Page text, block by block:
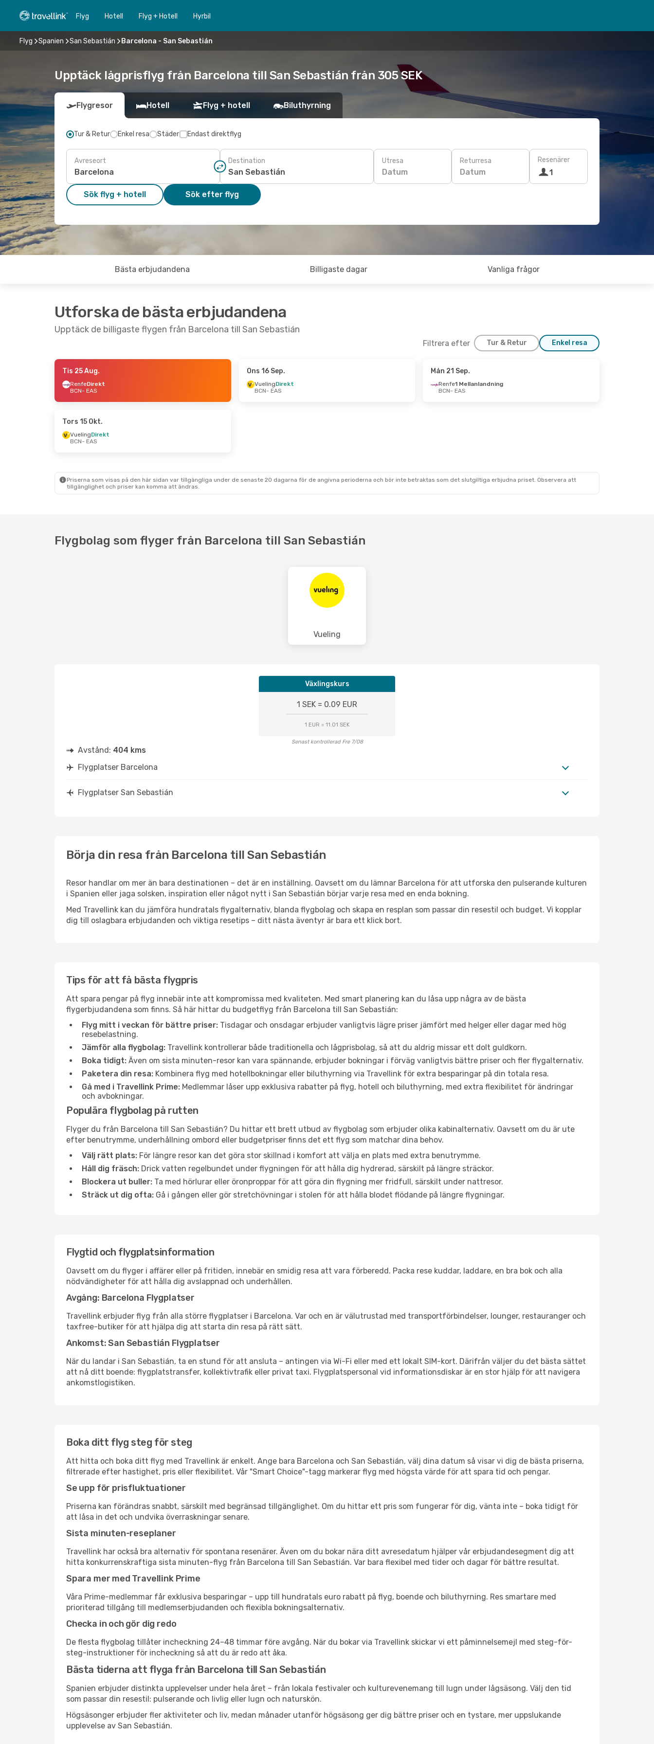
Flyg Hotell Flyg + Hotell Hyrbil
Flyg Spanien San Sebastián Barcelona - San Sebastián
Upptäck lågprisflyg från Barcelona till San Sebastián från 305 SEK
Flygresor Hotell Flyg + hotell Biluthyrning
Tur & Retur Enkel resa Städer Endast direktflyg
Avreseort Destination Utresa
Datum
Returresa
Datum
Resenärer
1
Sök flyg + hotell Sök efter flyg
Bästa erbjudandena Billigaste dagar Vanliga frågor
Utforska de bästa erbjudandena
Upptäck de billigaste flygen från Barcelona till San Sebastián
Filtrera efter Tur & Retur Enkel resa
- Mån 14 Sep. - Sön 6 Sep.
Tis 25 Aug.
RenfeDirekt
BCN- EAS
Ons 16 Sep.
VuelingDirekt
BCN- EAS
Mån 21 Sep.
Renfe1 Mellanlandning
BCN- EAS
Tors 15 Okt.
VuelingDirekt
BCN- EAS
Priserna som visas på den här sidan var tillgängliga under de senaste 20 dagarna för de angivna perioderna och bör inte betraktas som det slutgiltiga erbjudna priset. Observera att
tillgänglighet och priser kan komma att ändras.
Flygbolag som flyger från Barcelona till San Sebastián
Vueling
Växlingskurs
1 SEK = 0.09 EUR
1 EUR = 11.01 SEK
Senast kontrollerad Fre 7/08
Avstånd: 404 kms
Flygplatser Barcelona
Flygplatser San Sebastián
Börja din resa från Barcelona till San Sebastián
Resor handlar om mer än bara destinationen – det är en inställning. Oavsett om du lämnar Barcelona för att utforska den pulserande kulturen
i Spanien eller jaga solsken, inspiration eller något nytt i San Sebastián börjar varje resa med en enda bokning.
Med Travellink kan du jämföra hundratals flygalternativ, blanda flygbolag och skapa en resplan som passar din resestil och budget. Vi kopplar
dig till oslagbara erbjudanden och viktiga resetips – ditt nästa äventyr är bara ett klick bort.
Tips för att få bästa flygpris
Att spara pengar på flyg innebär inte att kompromissa med kvaliteten. Med smart planering kan du låsa upp några av de bästa
flygerbjudandena som finns. Så här hittar du budgetflyg från Barcelona till San Sebastián:
Flyg mitt i veckan för bättre priser: Tisdagar och onsdagar erbjuder vanligtvis lägre priser jämfört med helger eller dagar med hög
resebelastning.
Jämför alla flygbolag: Travellink kontrollerar både traditionella och lågprisbolag, så att du aldrig missar ett dolt guldkorn.
Boka tidigt: Även om sista minuten-resor kan vara spännande, erbjuder bokningar i förväg vanligtvis bättre priser och fler flygalternativ.
Paketera din resa: Kombinera flyg med hotellbokningar eller biluthyrning via Travellink för extra besparingar på din totala resa.
Gå med i Travellink Prime: Medlemmar låser upp exklusiva rabatter på flyg, hotell och biluthyrning, med extra flexibilitet för ändringar
och avbokningar.
Populära flygbolag på rutten
Flyger du från Barcelona till San Sebastián? Du hittar ett brett utbud av flygbolag som erbjuder olika kabinalternativ. Oavsett om du är ute
efter benutrymme, underhållning ombord eller budgetpriser finns det ett flyg som matchar dina behov.
Välj rätt plats: För längre resor kan det göra stor skillnad i komfort att välja en plats med extra benutrymme.
Håll dig fräsch: Drick vatten regelbundet under flygningen för att hålla dig hydrerad, särskilt på längre sträckor.
Blockera ut buller: Ta med hörlurar eller öronproppar för att göra din flygning mer fridfull, särskilt under nattresor.
Sträck ut dig ofta: Gå i gången eller gör stretchövningar i stolen för att hålla blodet flödande på längre flygningar.
Flygtid och flygplatsinformation
Oavsett om du flyger i affärer eller på fritiden, innebär en smidig resa att vara förberedd. Packa rese kuddar, laddare, en bra bok och alla
nödvändigheter för att hålla dig avslappnad och underhållen.
Avgång: Barcelona Flygplatser
Travellink erbjuder flyg från alla större flygplatser i Barcelona. Var och en är välutrustad med transportförbindelser, lounger, restauranger och
taxfree-butiker för att hjälpa dig att starta din resa på rätt sätt.
Ankomst: San Sebastián Flygplatser
När du landar i San Sebastián, ta en stund för att ansluta – antingen via Wi-Fi eller med ett lokalt SIM-kort. Därifrån väljer du det bästa sättet
att nå ditt boende: flygplatstransfer, kollektivtrafik eller privat taxi. Flygplatspersonal vid informationsdiskar är en stor hjälp för att navigera
ankomstlogistiken.
Boka ditt flyg steg för steg
Att hitta och boka ditt flyg med Travellink är enkelt. Ange bara Barcelona och San Sebastián, välj dina datum så visar vi dig de bästa priserna,
filtrerade efter hastighet, pris eller flexibilitet. Vår "Smart Choice"-tagg markerar flyg med högsta värde för att spara tid och pengar.
Se upp för prisfluktuationer
Priserna kan förändras snabbt, särskilt med begränsad tillgänglighet. Om du hittar ett pris som fungerar för dig, vänta inte – boka tidigt för
att låsa in det och undvika överraskningar senare.
Sista minuten-reseplaner
Travellink har också bra alternativ för spontana resenärer. Även om du bokar nära ditt avresedatum hjälper vår erbjudandesegment dig att
hitta konkurrenskraftiga sista minuten-flyg från Barcelona till San Sebastián. Var bara flexibel med tider och dagar för bättre resultat.
Spara mer med Travellink Prime
Våra Prime-medlemmar får exklusiva besparingar – upp till hundratals euro rabatt på flyg, boende och biluthyrning. Res smartare med
prioriterad tillgång till medlemserbjudanden och flexibla bokningsalternativ.
Checka in och gör dig redo
De flesta flygbolag tillåter incheckning 24–48 timmar före avgång. När du bokar via Travellink skickar vi ett påminnelsemejl med steg-för-
steg-instruktioner för incheckning så att du är redo att åka.
Bästa tiderna att flyga från Barcelona till San Sebastián
Spanien erbjuder distinkta upplevelser under hela året – från lokala festivaler och kulturevenemang till lugn under lågsäsong. Välj den tid
som passar din resestil: pulserande och livlig eller lugn och naturskön.
Högsäsonger erbjuder fler aktiviteter och liv, medan månader utanför högsäsong ger dig bättre priser och en tystare, mer uppslukande
upplevelse av San Sebastián.